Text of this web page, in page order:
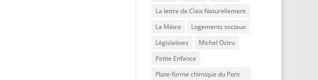
La lettre de Claix Naturellement
La Métro
Logements sociaux
Législatives
Michel Octru
Petite Enfance
Plate-forme chimique du Pont